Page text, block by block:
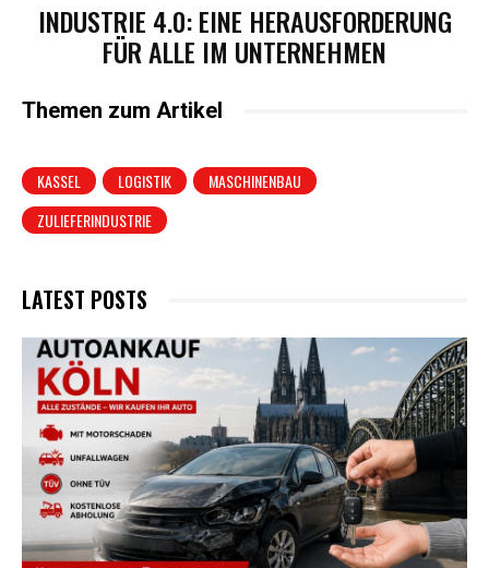
INDUSTRIE 4.0: EINE HERAUSFORDERUNG
FÜR ALLE IM UNTERNEHMEN
Themen zum Artikel
KASSEL LOGISTIK
MASCHINENBAU
ZULIEFERINDUSTRIE
LATEST POSTS